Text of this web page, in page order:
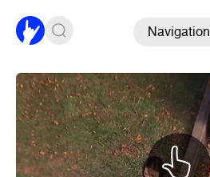
Navigation